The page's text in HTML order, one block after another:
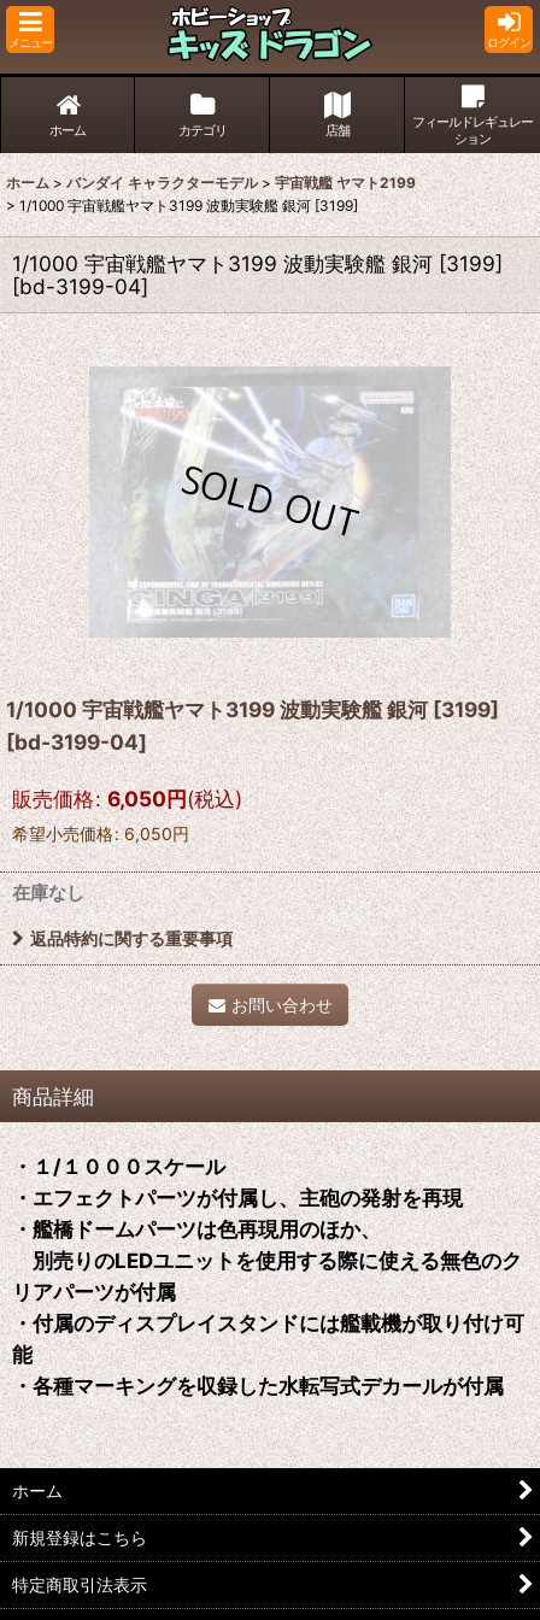
メニュー ログイン
ホーム カテゴリ 店舗
フィールドレギュレー
ション
ホーム > バンダイ キャラクターモデル > 宇宙戦艦 ヤマト2199
> 1/1000 宇宙戦艦ヤマト3199 波動実験艦 銀河 [3199]
1/1000 宇宙戦艦ヤマト3199 波動実験艦 銀河 [3199]
[bd-3199-04]
1/1000 宇宙戦艦ヤマト3199 波動実験艦 銀河 [3199]
[bd-3199-04]
販売価格: 6,050円(税込)
希望小売価格: 6,050円
在庫なし
返品特約に関する重要事項
お問い合わせ
商品詳細
・１/１０００スケール
・エフェクトパーツが付属し、主砲の発射を再現
・艦橋ドームパーツは色再現用のほか、
別売りのLEDユニットを使用する際に使える無色のク
リアパーツが付属
・付属のディスプレイスタンドには艦載機が取り付け可
能
・各種マーキングを収録した水転写式デカールが付属
ホーム
新規登録はこちら
特定商取引法表示